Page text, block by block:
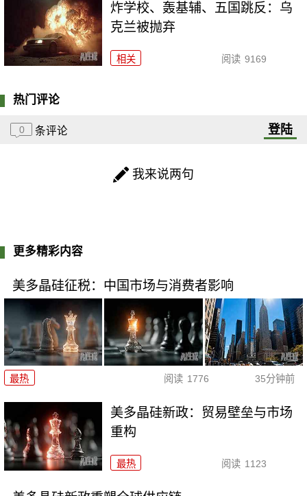
炸学校、轰基辅、五国跳反：乌
克兰被抛弃
相关 阅读 9169
热门评论
0 条评论 登陆
我来说两句
更多精彩内容
美多晶硅征税：中国市场与消费者影响
最热 阅读 1776 35分钟前
美多晶硅新政：贸易壁垒与市场
重构
最热 阅读 1123